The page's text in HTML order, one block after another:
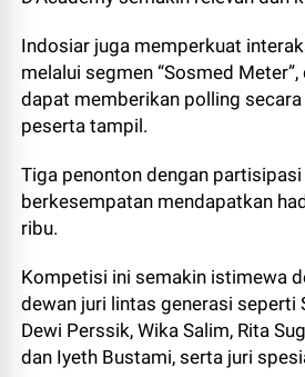
Indosiar juga memperkuat
melalui segmen “Sosmed
dapat memberikan polling
peserta tampil.
Tiga penonton dengan
berkesempatan mendapatkan
ribu.
Kompetisi ini semakin istimewa
dewan juri lintas generasi seperti
Dewi Perssik, Wika Salim, Rita
dan Iyeth Bustami, serta juri